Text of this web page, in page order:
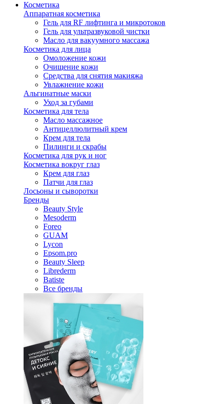
Косметика
Аппаратная косметика
Гель для RF лифтинга и микротоков
Гель для ультразвуковой чистки
Масло для вакуумного массажа
Косметика для лица
Омоложение кожи
Очищение кожи
Средства для снятия макияжа
Увлажнение кожи
Альгинатные маски
Уход за губами
Косметика для тела
Масло массажное
Антицеллюлитный крем
Крем для тела
Пилинги и скрабы
Косметика для рук и ног
Косметика вокруг глаз
Крем для глаз
Патчи для глаз
Лосьоны и сыворотки
Бренды
Beauty Style
Mesoderm
Foreo
GUAM
Lycon
Epsom.pro
Beauty Sleep
Librederm
Batiste
Все бренды